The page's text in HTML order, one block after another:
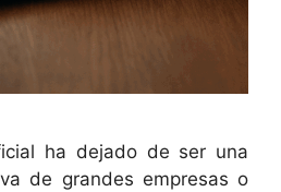
ha dejado de ser una
de grandes empresas o